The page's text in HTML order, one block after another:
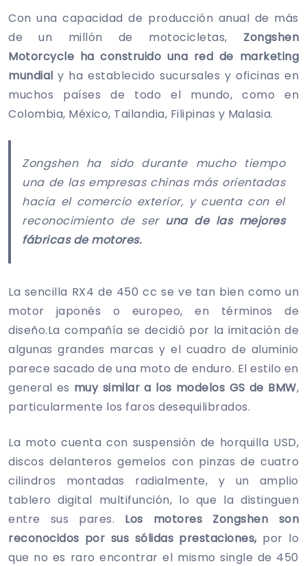
Con una capacidad de producción anual de más
de un millón de motocicletas, Zongshen
Motorcycle ha construido una red de marketing
mundial y ha establecido sucursales y oficinas en
muchos países de todo el mundo, como en
Colombia, México, Tailandia, Filipinas y Malasia.
Zongshen ha sido durante mucho tiempo
una de las empresas chinas más orientadas
hacia el comercio exterior, y cuenta con el
reconocimiento de ser una de las mejores
fábricas de motores.
La sencilla RX4 de 450 cc se ve tan bien como un
motor japonés o europeo, en términos de
diseño.La compañía se decidió por la imitación de
algunas grandes marcas y el cuadro de aluminio
parece sacado de una moto de enduro. El estilo en
general es muy similar a los modelos GS de BMW,
particularmente los faros desequilibrados.
La moto cuenta con suspensión de horquilla USD,
discos delanteros gemelos con pinzas de cuatro
cilindros montadas radialmente, y un amplio
tablero digital multifunción, lo que la distinguen
entre sus pares. Los motores Zongshen son
reconocidos por sus sólidas prestaciones, por lo
que no es raro encontrar el mismo single de 450